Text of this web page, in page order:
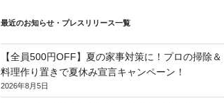
最近のお知らせ・プレスリリース一覧
【全員500円OFF】夏の家事対策に！プロの掃除＆
料理作り置きで夏休み宣言キャンペーン！
2026年8月5日